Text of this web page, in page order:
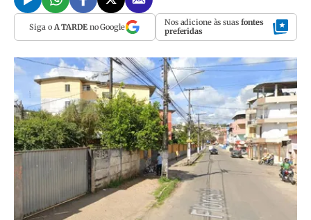
Siga o A TARDEno Google Nos adicione às suas fontes
preferidas